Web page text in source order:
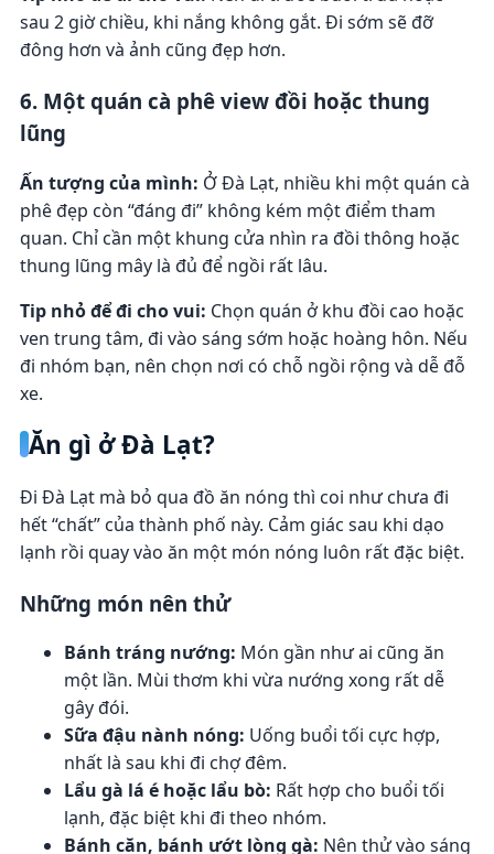
sau 2 giờ chiều, khi nắng không gắt. Đi sớm sẽ đỡ
đông hơn và ảnh cũng đẹp hơn.
6. Một quán cà phê view đồi hoặc thung
lũng
Ấn tượng của mình: Ở Đà Lạt, nhiều khi một quán cà
phê đẹp còn “đáng đi” không kém một điểm tham
quan. Chỉ cần một khung cửa nhìn ra đồi thông hoặc
thung lũng mây là đủ để ngồi rất lâu.
Tip nhỏ để đi cho vui: Chọn quán ở khu đồi cao hoặc
ven trung tâm, đi vào sáng sớm hoặc hoàng hôn. Nếu
đi nhóm bạn, nên chọn nơi có chỗ ngồi rộng và dễ đỗ
xe.
Ăn gì ở Đà Lạt?
Đi Đà Lạt mà bỏ qua đồ ăn nóng thì coi như chưa đi
hết “chất” của thành phố này. Cảm giác sau khi dạo
lạnh rồi quay vào ăn một món nóng luôn rất đặc biệt.
Những món nên thử
Bánh tráng nướng: Món gần như ai cũng ăn
một lần. Mùi thơm khi vừa nướng xong rất dễ
gây đói.
Sữa đậu nành nóng: Uống buổi tối cực hợp,
nhất là sau khi đi chợ đêm.
Lẩu gà lá é hoặc lẩu bò: Rất hợp cho buổi tối
lạnh, đặc biệt khi đi theo nhóm.
Bánh căn, bánh ướt lòng gà: Nên thử vào sáng